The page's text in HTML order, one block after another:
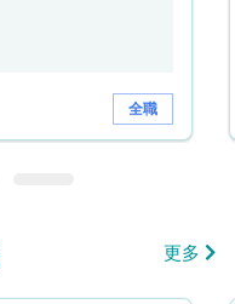
全職
更多